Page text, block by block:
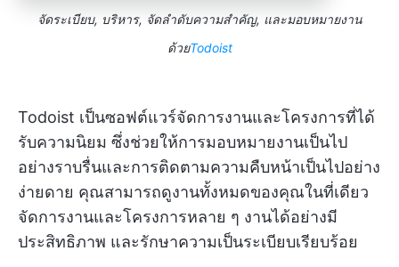
จัดระเบียบ, บริหาร, จัดลำดับความสำคัญ, และมอบหมายงาน
ด้วยTodoist
Todoist เป็นซอฟต์แวร์จัดการงานและโครงการที่ได้
รับความนิยม ซึ่งช่วยให้การมอบหมายงานเป็นไป
อย่างราบรื่นและการติดตามความคืบหน้าเป็นไปอย่าง
ง่ายดาย คุณสามารถดูงานทั้งหมดของคุณในที่เดียว
จัดการงานและโครงการหลาย ๆ งานได้อย่างมี
ประสิทธิภาพ และรักษาความเป็นระเบียบเรียบร้อย